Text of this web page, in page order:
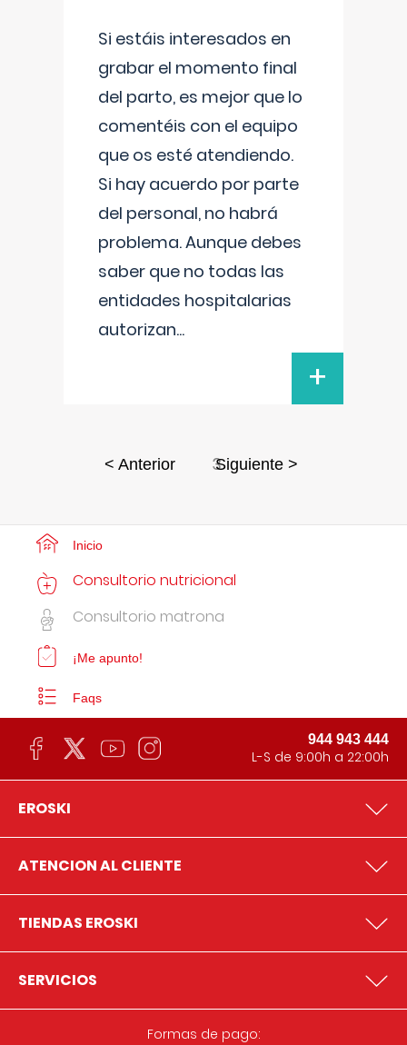
Si estáis interesados en
grabar el momento final
del parto, es mejor que lo
comentéis con el equipo
que os esté atendiendo.
Si hay acuerdo por parte
del personal, no habrá
problema. Aunque debes
saber que no todas las
entidades hospitalarias
autorizan...
+
< Anterior 3Siguiente >
Inicio
Consultorio nutricional
Consultorio matrona
¡Me apunto!
Faqs
944 943 444
L-S de 9:00h a 22:00h
EROSKI
ATENCION AL CLIENTE
TIENDAS EROSKI
SERVICIOS
Formas de pago: